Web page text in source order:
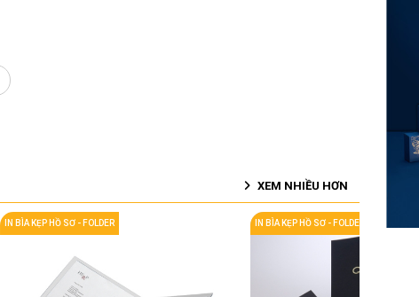
XEM NHIỀU HƠN
IN BÌA KẸP HỒ SƠ - FOLDER IN BÌA KẸP HỒ SƠ - FOLDER